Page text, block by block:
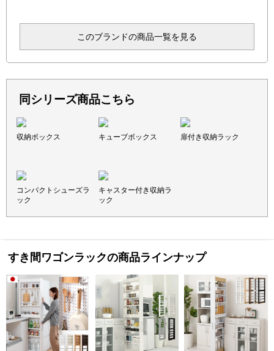
このブランドの商品一覧を見る
同シリーズ商品こちら
収納ボックス キューブボックス 扉付き収納ラック
コンパクトシューズラ
ック
キャスター付き収納ラ
ック
すき間ワゴンラックの商品ラインナップ